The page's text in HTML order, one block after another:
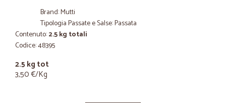
Brand: Mutti
Tipologia Passate e Salse: Passata
Contenuto:2.5 kg totali
Codice: 48395
2.5 kg tot
3,50 €/Kg